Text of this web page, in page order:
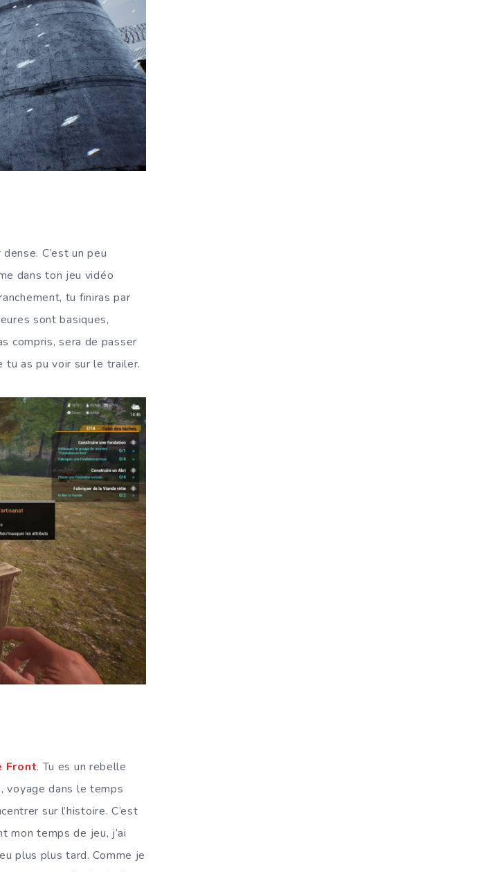
C’est un peu
dans ton jeu vidéo
tu finiras par
sont basiques,
compris, sera de passer
tu as pu voir sur le trailer.
Front. Tu es un rebelle
voyage dans le temps
sur l’histoire. C’est
mon temps de jeu, j’ai
plus plus tard. Comme je